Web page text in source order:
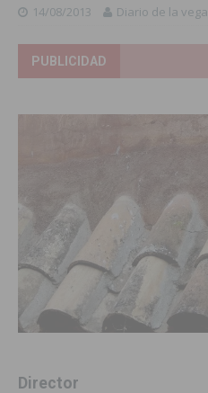
14/08/2013 Diario de la vega
PUBLICIDAD
Director